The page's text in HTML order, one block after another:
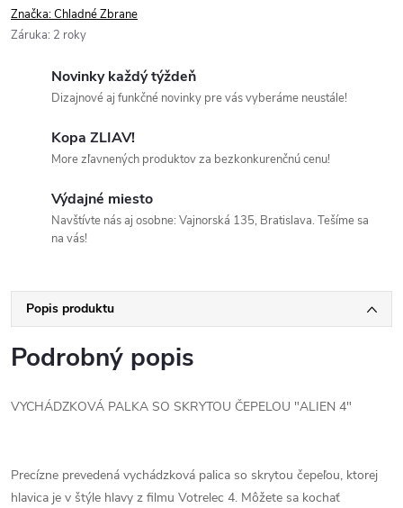
Značka:Chladné Zbrane
Záruka: 2 roky
Novinky každý týždeň
Dizajnové aj funkčné novinky pre vás vyberáme neustále!
Kopa ZLIAV!
More zľavnených produktov za bezkonkurenčnú cenu!
Výdajné miesto
Navštívte nás aj osobne: Vajnorská 135, Bratislava. Tešíme sa
na vás!
Popis produktu
Podrobný popis
VYCHÁDZKOVÁ PALKA SO SKRYTOU ČEPELOU "ALIEN 4"
Precízne prevedená vychádzková palica so skrytou čepeľou, ktorej
hlavica je v štýle hlavy z filmu Votrelec 4. Môžete sa kochať